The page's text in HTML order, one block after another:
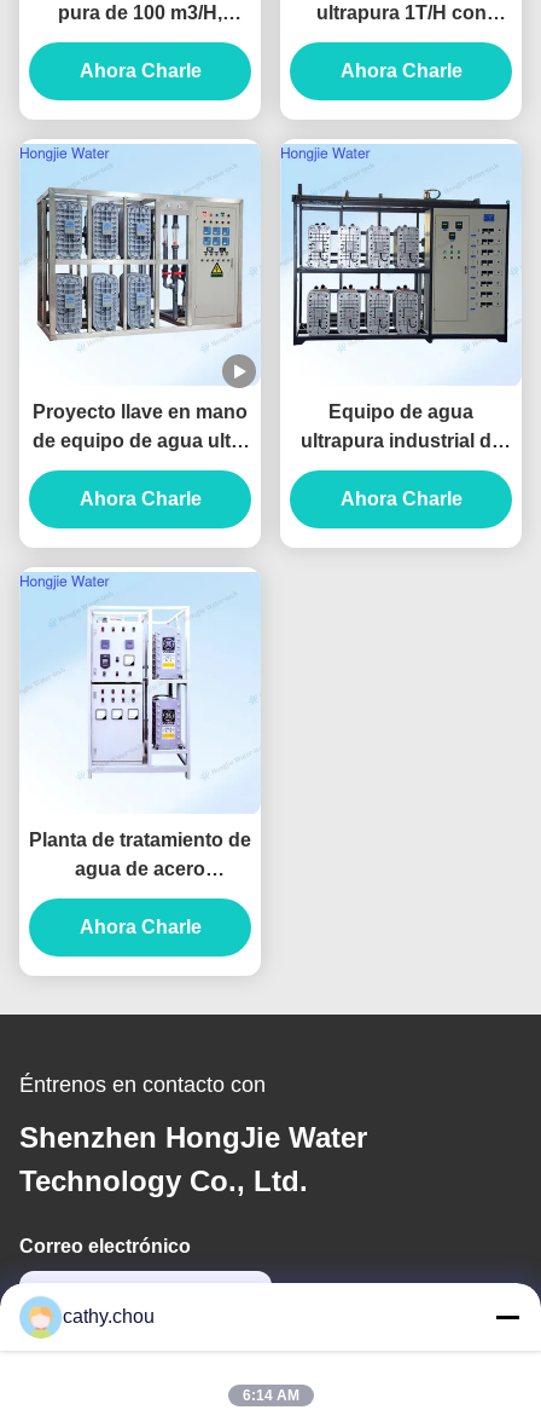
pura de 100 m3/H,
purificador de agua
industrial con unidades
UF+RO+EDI
Ahora Charle
ultrapura 1T/H con
ósmosis inversa y EDI
Ahora Charle
Proyecto llave en mano
de equipo de agua ultra
pura de 80T/H para
limpieza de paneles de
visualización
Ahora Charle
Equipo de agua
ultrapura industrial de
20T/H hecho a medida
para litografía
Ahora Charle
Planta de tratamiento de
agua de acero
inoxidable 316, 30
toneladas/hora,
sistemas industriales de
Ahora Charle
Éntrenos en contacto con
Shenzhen HongJie Water
Technology Co., Ltd.
Correo electrónico
cathy.chou
6:14 AM